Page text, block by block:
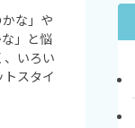
な」や
」と悩
、いろい
スタイ